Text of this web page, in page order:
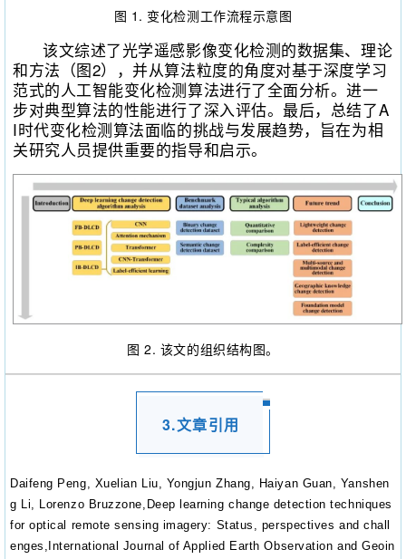
图 1. 变化检测工作流程示意图
该文综述了光学遥感影像变化检测的数据集、理论
和方法（图2），并从算法粒度的角度对基于深度学习
范式的人工智能变化检测算法进行了全面分析。进一
步对典型算法的性能进行了深入评估。最后，总结了A
I时代变化检测算法面临的挑战与发展趋势，旨在为相
关研究人员提供重要的指导和启示。
图 2. 该文的组织结构图。
3.文章引用
Daifeng Peng, Xuelian Liu, Yongjun Zhang, Haiyan Guan, Yanshen
g Li, Lorenzo Bruzzone, Deep learning change detection techniques
for optical remote sensing imagery: Status, perspectives and chall
enges, International Journal of Applied Earth Observation and Geoin